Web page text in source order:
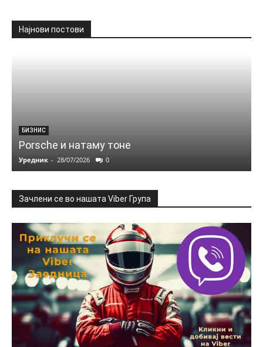
Најнови постови
БИЗНИС
Porsche и натаму тоне
Уредник - 28/07/2026 0
Зачлени се во нашата Viber Група